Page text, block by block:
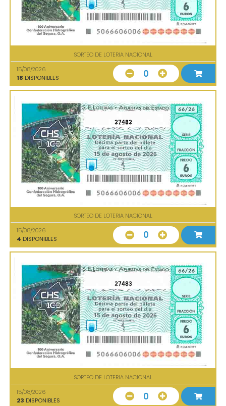
SORTEO DE LOTERIA NACIONAL
15/08/2026
18 DISPONIBLES 0
27482
SORTEO DE LOTERIA NACIONAL
15/08/2026
4 DISPONIBLES 0
27483
SORTEO DE LOTERIA NACIONAL
15/08/2026
23 DISPONIBLES 0